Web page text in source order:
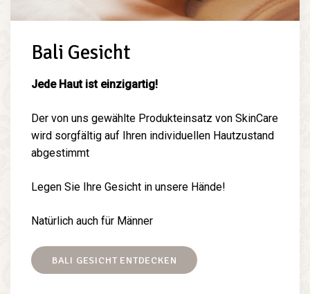
Bali Gesicht
Jede Haut ist einzigartig!
Der von uns gewählte Produkteinsatz von SkinCare
wird sorgfältig auf Ihren individuellen Hautzustand
abgestimmt
Legen Sie Ihre Gesicht in unsere Hände!
Natürlich auch für Männer
BALI GESICHT ENTDECKEN